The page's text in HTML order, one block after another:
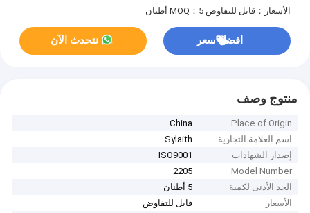
الأسعار：قابل للتفاوض MOQ：5 أطنان
افضل سعر نتحدث الآن
منتوج وصف
Place of Origin
China
اسم العلامة التجارية
Sylaith
إصدار الشهادات
ISO9001
Model Number
2205
الحد الأدنى لكمية
5 أطنان
الأسعار
قابل للتفاوض